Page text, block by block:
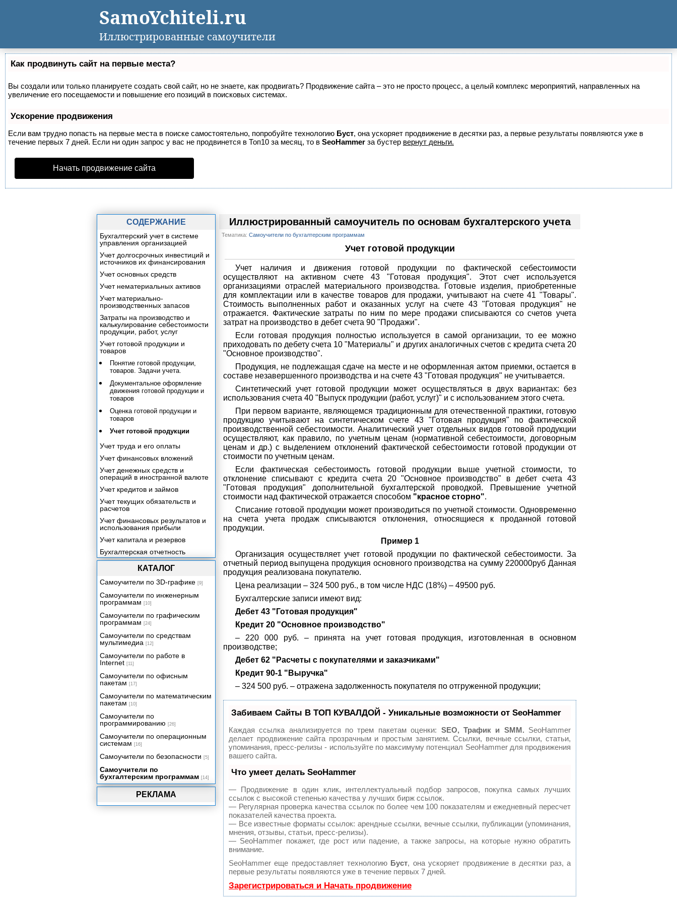
Как продвинуть сайт на первые места?
Вы создали или только планируете создать свой сайт, но не знаете, как продвигать? Продвижение сайта – это не просто процесс, а целый комплекс мероприятий, направленных на
увеличение его посещаемости и повышение его позиций в поисковых системах.
Ускорение продвижения
Если вам трудно попасть на первые места в поиске самостоятельно, попробуйте технологию Буст, она ускоряет продвижение в десятки раз, а первые результаты появляются уже в
течение первых 7 дней. Если ни один запрос у вас не продвинется в Топ10 за месяц, то в SeoHammer за бустер вернут деньги.
Начать продвижение сайта
Иллюстрированный самоучитель по основам бухгалтерского учета
Тематика: Самоучители по бухгалтерским программам
Учет готовой продукции
Учет наличия и движения готовой продукции по фактической себестоимости
осуществляют на активном счете 43 "Готовая продукция". Этот счет используется
организациями отраслей материального производства. Готовые изделия, приобретенные
для комплектации или в качестве товаров для продажи, учитывают на счете 41 "Товары".
Стоимость выполненных работ и оказанных услуг на счете 43 "Готовая продукция" не
отражается. Фактические затраты по ним по мере продажи списываются со счетов учета
затрат на производство в дебет счета 90 "Продажи".
Если готовая продукция полностью используется в самой организации, то ее можно
приходовать по дебету счета 10 "Материалы" и других аналогичных счетов с кредита счета 20
"Основное производство".
Продукция, не подлежащая сдаче на месте и не оформленная актом приемки, остается в
составе незавершенного производства и на счете 43 "Готовая продукция" не учитывается.
Синтетический учет готовой продукции может осуществляться в двух вариантах: без
использования счета 40 "Выпуск продукции (работ, услуг)" и с использованием этого счета.
При первом варианте, являющемся традиционным для отечественной практики, готовую
продукцию учитывают на синтетическом счете 43 "Готовая продукция" по фактической
производственной себестоимости. Аналитический учет отдельных видов готовой продукции
осуществляют, как правило, по учетным ценам (нормативной себестоимости, договорным
ценам и др.) с выделением отклонений фактической себестоимости готовой продукции от
стоимости по учетным ценам.
Если фактическая себестоимость готовой продукции выше учетной стоимости, то
отклонение списывают с кредита счета 20 "Основное производство" в дебет счета 43
"Готовая продукция" дополнительной бухгалтерской проводкой. Превышение учетной
стоимости над фактической отражается способом "красное сторно".
Списание готовой продукции может производиться по учетной стоимости. Одновременно
на счета учета продаж списываются отклонения, относящиеся к проданной готовой
продукции.
Пример 1
Организация осуществляет учет готовой продукции по фактической себестоимости. За
отчетный период выпущена продукция основного производства на сумму 220000руб Данная
продукция реализована покупателю.
Цена реализации – 324 500 руб., в том числе НДС (18%) – 49500 руб.
Бухгалтерские записи имеют вид:
Дебет 43 "Готовая продукция"
Кредит 20 "Основное производство"
– 220 000 руб. – принята на учет готовая продукция, изготовленная в основном
производстве;
Дебет 62 "Расчеты с покупателями и заказчиками"
Кредит 90-1 "Выручка"
– 324 500 руб. – отражена задолженность покупателя по отгруженной продукции;
Забиваем Сайты В ТОП КУВАЛДОЙ - Уникальные возможности от SeoHammer
Каждая ссылка анализируется по трем пакетам оценки: SEO, Трафик и SMM. SeoHammer
делает продвижение сайта прозрачным и простым занятием. Ссылки, вечные ссылки, статьи,
упоминания, пресс-релизы - используйте по максимуму потенциал SeoHammer для продвижения
вашего сайта.
Что умеет делать SeoHammer
— Продвижение в один клик, интеллектуальный подбор запросов, покупка самых лучших
ссылок с высокой степенью качества у лучших бирж ссылок.
— Регулярная проверка качества ссылок по более чем 100 показателям и ежедневный пересчет
показателей качества проекта.
— Все известные форматы ссылок: арендные ссылки, вечные ссылки, публикации (упоминания,
мнения, отзывы, статьи, пресс-релизы).
— SeoHammer покажет, где рост или падение, а также запросы, на которые нужно обратить
внимание.
SeoHammer еще предоставляет технологию Буст, она ускоряет продвижение в десятки раз, а
первые результаты появляются уже в течение первых 7 дней.
Зарегистрироваться и Начать продвижение
РЕКЛАМА
СОДЕРЖАНИЕ
Бухгалтерский учет в системе
управления организацией
Учет долгосрочных инвестиций и
источников их финансирования
Учет основных средств
Учет нематериальных активов
Учет материально-
производственных запасов
Затраты на производство и
калькулирование себестоимости
продукции, работ, услуг
Учет готовой продукции и
товаров
Понятие готовой продукции,
товаров. Задачи учета.
Документальное оформление
движения готовой продукции и
товаров
Оценка готовой продукции и
товаров
Учет готовой продукции
Учет труда и его оплаты
Учет финансовых вложений
Учет денежных средств и
операций в иностранной валюте
Учет кредитов и займов
Учет текущих обязательств и
расчетов
Учет финансовых результатов и
использования прибыли
Учет капитала и резервов
Бухгалтерская отчетность
КАТАЛОГ
Самоучители по 3D-графике [9]
Самоучители по инженерным
программам [10]
Самоучители по графическим
программам [24]
Самоучители по средствам
мультимедиа [12]
Самоучители по работе в
Internet [11]
Самоучители по офисным
пакетам [17]
Самоучители по математическим
пакетам [10]
Самоучители по
программированию [26]
Самоучители по операционным
системам [16]
Самоучители по безопасности [5]
Самоучители по
бухгалтерским программам [14]
SamoYchiteli.ru
Иллюстрированные самоучители